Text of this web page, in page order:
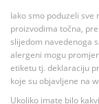
Iako smo poduzeli
proizvodima točna,
slijedom navedenoga
alergeni mogu
etiketu tj. deklaraciju
koje su objavljene na
Ukoliko imate bilo